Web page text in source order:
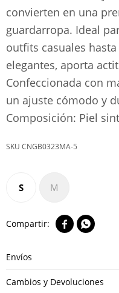
convierten en una
guardarropa. Ideal
outfits casuales
elegantes, aporta
Confeccionada con
un ajuste cómodo y
Composición: Piel
CNGB0323MA-5
S M
 
Envíos
Cambios y Devoluciones